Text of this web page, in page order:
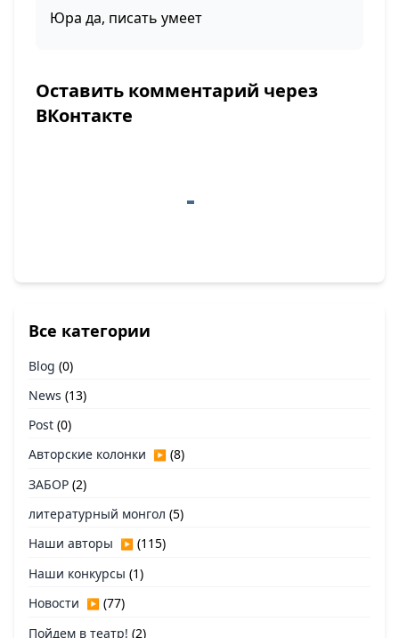
Юра да, писать умеет
Оставить комментарий через
ВКонтакте
Все категории
Blog (0)
News (13)
Post (0)
Авторские колонки ▶ (8)
ЗАБОР (2)
литературный монгол (5)
Наши авторы ▶ (115)
Наши конкурсы (1)
Новости ▶ (77)
Пойдем в театр! (2)